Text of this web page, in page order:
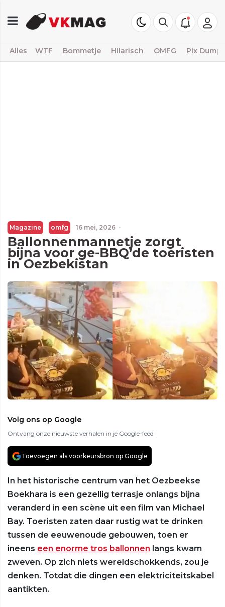
Alles WTF Bommetje Hilarisch OMFG Pix Dump
Magazine omfg 16 mei, 2026 ·
Ballonnenmannetje zorgt
bijna voor ge-BBQ’de toeristen
in Oezbekistan
Volg ons op Google
Ontvang onze nieuwste verhalen in je Google-feed
Toevoegen als voorkeursbron op Google
In het historische centrum van het Oezbeekse
Boekhara is een gezellig terrasje onlangs bijna
veranderd in een scène uit een film van Michael
Bay. Toeristen zaten daar rustig wat te drinken
tussen de eeuwenoude gebouwen, toen er
ineens een enorme tros ballonnen langs kwam
zweven. Op zich niets wereldschokkends, zou je
denken. Totdat die dingen een elektriciteitskabel
aantikten.